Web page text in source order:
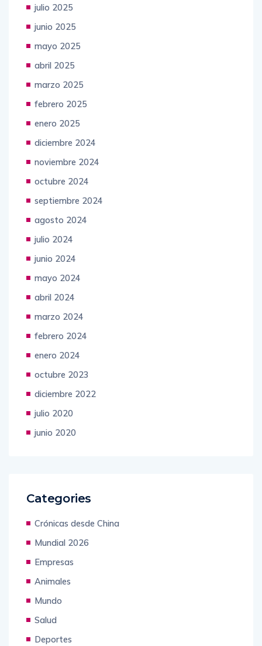
julio 2025
junio 2025
mayo 2025
abril 2025
marzo 2025
febrero 2025
enero 2025
diciembre 2024
noviembre 2024
octubre 2024
septiembre 2024
agosto 2024
julio 2024
junio 2024
mayo 2024
abril 2024
marzo 2024
febrero 2024
enero 2024
octubre 2023
diciembre 2022
julio 2020
junio 2020
Categories
Crónicas desde China
Mundial 2026
Empresas
Animales
Mundo
Salud
Deportes